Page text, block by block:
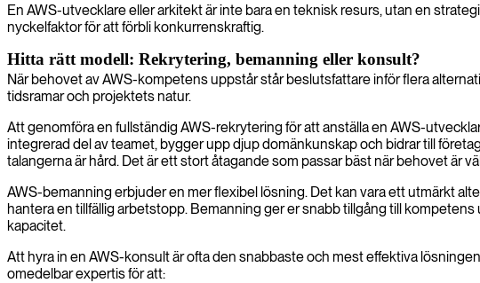
En AWS-utvecklare eller arkitekt är inte bara en teknisk resurs, utan en
nyckelfaktor för att förbli konkurrenskraftig.
Hitta rätt modell: Rekrytering, bemanning eller konsult?
När behovet av AWS-kompetens uppstår står beslutsfattare inför flera
tidsramar och projektets natur.
Att genomföra en fullständig AWS-rekrytering för att anställa en AWS-
integrerad del av teamet, bygger upp djup domänkunskap och bidrar till
talangerna är hård. Det är ett stort åtagande som passar bäst när behovet är
AWS-bemanning erbjuder en mer flexibel lösning. Det kan vara ett utmärkt
hantera en tillfällig arbetstopp. Bemanning ger er snabb tillgång till
kapacitet.
Att hyra in en AWS-konsult är ofta den snabbaste och mest effektiva
omedelbar expertis för att: